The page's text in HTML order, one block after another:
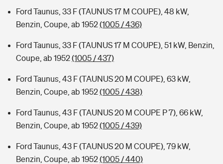
Ford Taunus, 33 F (TAUNUS 17 M COUPE), 48 kW,
Benzin, Coupe, ab 1952(1005 / 436)
Ford Taunus, 33 F (TAUNUS 17 M COUPE), 51 kW, Benzin,
Coupe, ab 1952(1005 / 437)
Ford Taunus, 43 F (TAUNUS 20 M COUPE), 63 kW,
Benzin, Coupe, ab 1952(1005 / 438)
Ford Taunus, 43 F (TAUNUS 20 M COUPE P 7), 66 kW,
Benzin, Coupe, ab 1952(1005 / 439)
Ford Taunus, 43 F (TAUNUS 20 M COUPE), 79 kW,
Benzin, Coupe, ab 1952(1005 / 440)